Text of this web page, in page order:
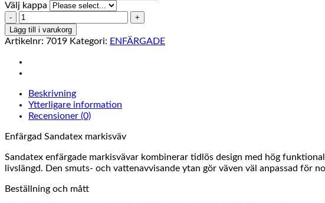
Välj kappa
Sandatex
5407-
58
Lägg till i varukorg
Artikelnr: 7019 Kategori: ENFÄRGADE
Beskrivning
Ytterligare information
Recensioner (0)
Enfärgad Sandatex markisväv
Sandatex enfärgade markisvävar kombinerar tidlös design med hög
livslängd. Den smuts- och vattenavvisande ytan gör väven väl anpassad för
Beställning och mått